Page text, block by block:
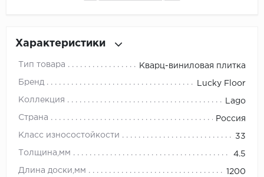
No brand
Pergo
Характеристики
Тип товара Кварц-виниловая плитка
Бренд Lucky Floor
Коллекция Lago
Страна Россия
Класс износостойкости 33
Толщина,мм 4.5
Длина доски,мм 1200